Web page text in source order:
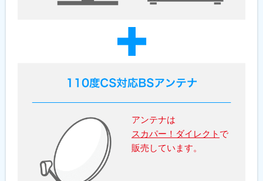
アンテナは
スカパー！ダイレクト で
販売しています。